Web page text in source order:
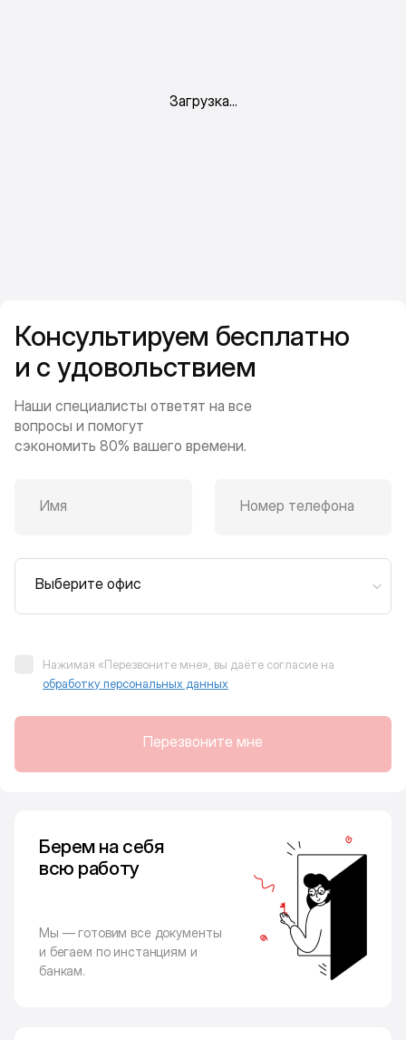
Консультируем бесплатно
и с удовольствием
Наши специалисты ответят на все
вопросы и помогут
сэкономить 80% вашего времени.
Имя Номер телефона
Выберите офис
Нажимая «Перезвоните мне», вы даёте согласие на
обработку персональных данных
Перезвоните мне
Берем на себя
всю работу
Мы — готовим все документы
и бегаем по инстанциям и
банкам.